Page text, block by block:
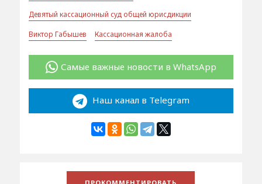
Девятый кассационный суд общей юрисдикции
Виктор Габышев
Кассационная жалоба
Самые важные новости в WhatsApp
Наш канал в Telegram